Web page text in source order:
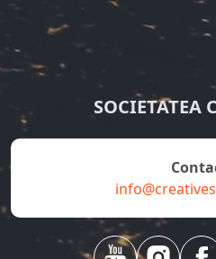
SOCIETATEA